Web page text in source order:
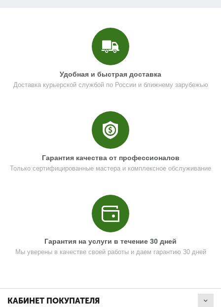
Удобная и быстрая доставка
Доставка курьерской службой по России и ближнему зарубежью
Гарантия качества от профессионалов
Только сертифицированные мастера и комплексное обслуживание
Гарантия на услуги в течение 30 дней
Мы уверены в качестве своей работы и даем гарантию 30 дней
КАБИНЕТ ПОКУПАТЕЛЯ